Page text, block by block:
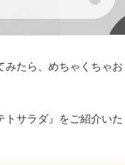
みたら、めちゃくちゃお
トサラダ』をご紹介いた